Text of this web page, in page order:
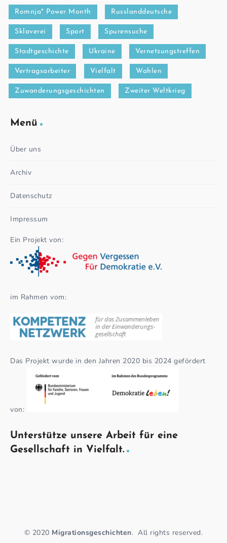
Romnja* Power Month Russlanddeutsche
Sklaverei Sport Spurensuche
Stadtgeschichte Ukraine Vernetzungstreffen
Vertragsarbeiter Vielfalt Wahlen
Zuwanderungsgeschichten Zweiter Weltkrieg
Menü
Über uns
Archiv
Datenschutz
Impressum
Ein Projekt von:
im Rahmen vom:
Das Projekt wurde in den Jahren 2020 bis 2024 gefördert
von:
Unterstütze unsere Arbeit für eine
Gesellschaft in Vielfalt.
© 2020 Migrationsgeschichten.All rights reserved.